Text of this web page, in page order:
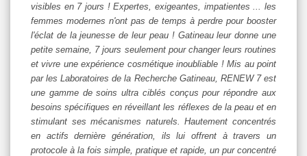
visibles en 7 jours ! Expertes, exigeantes, impatientes ... les
femmes modernes n'ont pas de temps à perdre pour booster
l'éclat de la jeunesse de leur peau ! Gatineau leur donne une
petite semaine, 7 jours seulement pour changer leurs routines
et vivre une expérience cosmétique inoubliable ! Mis au point
par les Laboratoires de la Recherche Gatineau, RENEW 7 est
une gamme de soins ultra ciblés conçus pour répondre aux
besoins spécifiques en réveillant les réflexes de la peau et en
stimulant ses mécanismes naturels. Hautement concentrés
en actifs dernière génération, ils lui offrent à travers un
protocole à la fois simple, pratique et rapide, un pur concentré